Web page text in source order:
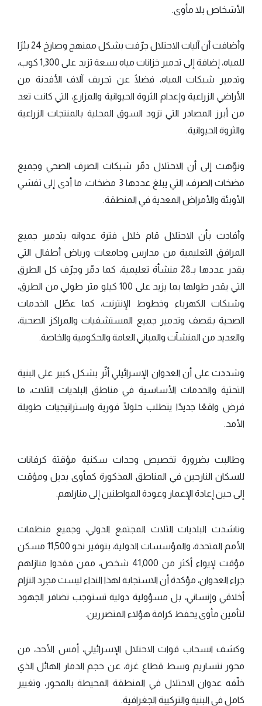
الأشخاص بلا مأوى.
وأضافت أن آليات الاحتلال جرّفت بشكل ممنهج وصارخ 24 بئرًا
للمياه، إضافة إلى تدمير خزانات مياه بسعة تزيد على 1,300 كوب،
وتدمير شبكات المياه، فضلًا عن تجريف آلاف الأفدنة من
الأراضي الزراعية وإعدام الثروة الحيوانية والمزارع، التي كانت تعد
من أبرز المصادر التي تزود السوق المحلية بالمنتجات الزراعية
والثروة الحيوانية.
ونوّهت إلى أن الاحتلال دمّر شبكات الصرف الصحي وجميع
مضخات الصرف، التي يبلغ عددها 3 مضخات، ما أدى إلى تفشي
الأوبئة والأمراض المعدية في المنطقة.
وأفادت بأن الاحتلال قام خلال فترة عدوانه بتدمير جميع
المرافق التعليمية من مدارس وجامعات ورياض أطفال التي
يقدر عددها بـ28 منشأة تعليمية، كما دمّر وجرّف كل الطرق
التي يقدر طولها بما يزيد على 100 كيلو متر طولي من الطرق،
وشبكات الكهرباء وخطوط الإنترنت، كما عطّل الخدمات
الصحية بقصف وتدمير جميع المستشفيات والمراكز الصحية،
والعديد من المنشآت والمباني العامة والحكومية والخاصة.
وشددت على أن العدوان الإسرائيلي أثّر بشكل كبير على البنية
التحتية والخدمات الأساسية في مناطق البلديات الثلاث، ما
فرض واقعًا جديدًا يتطلب حلولًا فورية واستراتيجيات طويلة
الأمد.
وطالبت بضرورة تخصيص وحدات سكنية مؤقتة كرفانات
للسكان النازحين في المناطق المذكورة كمأوى بديل ومؤقت
إلى حين إعادة الإعمار وعودة المواطنين إلى منازلهم.
وناشدت البلديات الثلاث المجتمع الدولي، وجميع منظمات
الأمم المتحدة، والمؤسسات الدولية، بتوفير نحو 11,500 مسكن
مؤقت لإيواء أكثر من 41,000 شخص، ممن فقدوا منازلهم
جراء العدوان، مؤكدة أن الاستجابة لهذا النداء ليست مجرد التزام
أخلاقي وإنساني، بل مسؤولية دولية تستوجب تضافر الجهود
لتأمين مأوى يحفظ كرامة هؤلاء المتضررين.
وكشف انسحاب قوات الاحتلال الإسرائيلي، أمس الأحد، من
محور نتساريم وسط قطاع غزة، عن حجم الدمار الهائل الذي
خلّفه عدوان الاحتلال في المنطقة المحيطة بالمحور، وتغيير
كامل في البنية والتركيبة الجغرافية.